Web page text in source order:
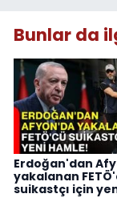
Bunlar da
Erdoğan'dan
yakalanan
suikastçı için